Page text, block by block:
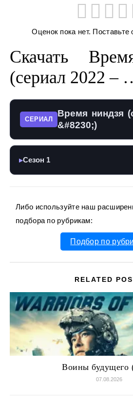
Оценок пока нет. Поставьте
Скачать
(сериал 2022 –
СЕРИАЛ
Время ниндзя
&#8230;)
▶Сезон 1
Либо используйте наш
подбора по рубрикам:
Подбор по
RELATED
Воины будущего
07.08.2026